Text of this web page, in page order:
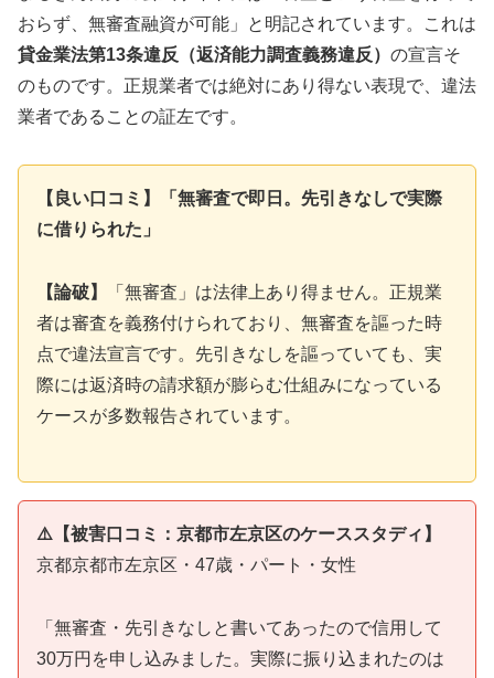
おらず、無審査融資が可能」と明記されています。これは
貸金業法第13条違反（返済能力調査義務違反） の宣言そ
のものです。正規業者では絶対にあり得ない表現で、違法
業者であることの証左です。
【良い口コミ】「無審査で即日。先引きなしで実際
に借りられた」
【論破】
「無審査」は法律上あり得ません。正規業
者は審査を義務付けられており、無審査を謳った時
点で違法宣言です。先引きなしを謳っていても、実
際には返済時の請求額が膨らむ仕組みになっている
ケースが多数報告されています。
⚠️【被害口コミ：京都市左京区のケーススタディ】
京都京都市左京区・47歳・パート・女性
「無審査・先引きなしと書いてあったので信用して
30万円を申し込みました。実際に振り込まれたのは